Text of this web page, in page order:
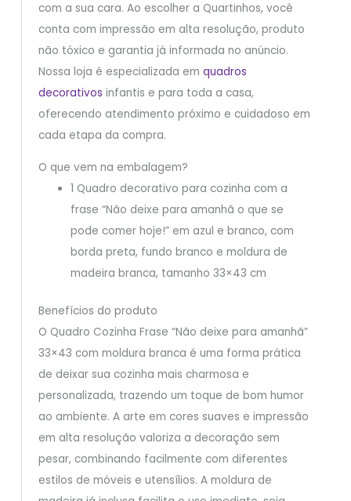
com a sua cara. Ao escolher a Quartinhos, você
conta com impressão em alta resolução, produto
não tóxico e garantia já informada no anúncio.
Nossa loja é especializada em quadros
decorativos infantis e para toda a casa,
oferecendo atendimento próximo e cuidadoso em
cada etapa da compra.
O que vem na embalagem?
1 Quadro decorativo para cozinha com a
frase “Não deixe para amanhã o que se
pode comer hoje!” em azul e branco, com
borda preta, fundo branco e moldura de
madeira branca, tamanho 33×43 cm
Benefícios do produto
O Quadro Cozinha Frase “Não deixe para amanhã”
33×43 com moldura branca é uma forma prática
de deixar sua cozinha mais charmosa e
personalizada, trazendo um toque de bom humor
ao ambiente. A arte em cores suaves e impressão
em alta resolução valoriza a decoração sem
pesar, combinando facilmente com diferentes
estilos de móveis e utensílios. A moldura de